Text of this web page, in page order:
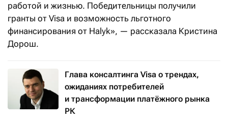
работой и жизнью. Победительницы получили
гранты от Visa и возможность льготного
финансирования от Halyk», — рассказала Кристина
Дорош.
Глава консалтинга Visa о трендах,
ожиданиях потребителей
и трансформации платёжного рынка
РК